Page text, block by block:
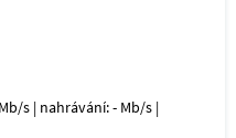
s | nahrávání: - Mb/s |